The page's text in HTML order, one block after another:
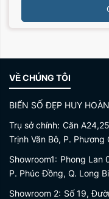
VỀ CHÚNG TÔI
BIỂN SỐ ĐẸP HUY
Trụ sở chính: Căn
Trịnh Văn Bô, P.
Showroom1: Phong Lan
P. Phúc Đồng, Q. Long
Showroom 2: Số 19,